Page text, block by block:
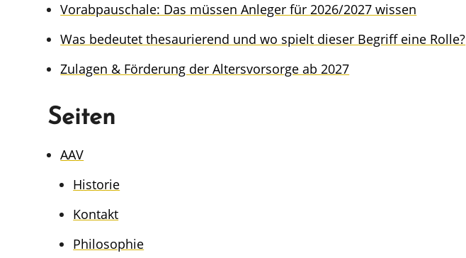
Vorab­pau­scha­le: Das müssen Anleger für 2026/2027 wissen
Was bedeu­tet thesau­ri­e­rend und wo spielt dieser Begriff eine Rolle?
Zulagen & Förde­rung der Alters­vor­sor­ge ab 2027
Seiten
AAV
Histo­rie
Kontakt
Philo­so­phie